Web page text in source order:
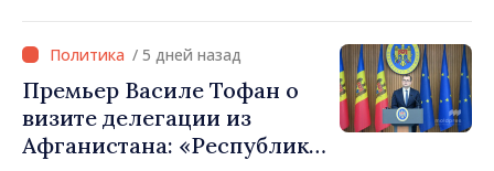
/ 5 дней назад
Премьер Василе Тофан о
визите делегации из
Афганистана: «Республика